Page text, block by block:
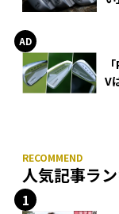
V
人気記事ラ